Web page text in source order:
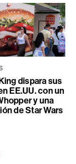
dispara sus
EE.UU. con un
y una
de Star Wars